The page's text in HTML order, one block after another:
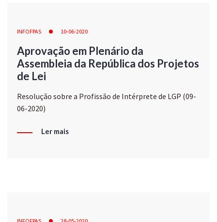
INFOFPAS 10-06-2020
Aprovação em Plenário da
Assembleia da República dos Projetos
de Lei
Resolução sobre a Profissão de Intérprete de LGP (09-
06-2020)
Ler mais